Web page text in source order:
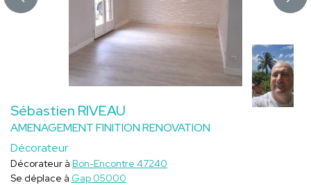
Sébastien RIVEAU
AMENAGEMENT FINITION RENOVATION
Décorateur
Décorateur à Bon-Encontre 47240
Se déplace à Gap 05000